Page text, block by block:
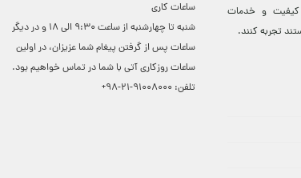
کيفيت و خدمات
تجربه کنند.
ساعات کاری
شنبه تا چهارشنبه از ساعت 9:30 الی 18 و در دیگر
ساعات ‌پس از گرفتن پیغام شما عزیزان، در اولین
ساعات روزکاری آتی با شما در تماس خواهیم بود.
تلفن: 91008000-21-98+